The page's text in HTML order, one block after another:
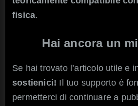
fisica.
Hai ancora un
Se hai trovato l’articolo utile e
sostienici! Il tuo supporto è
permetterci di continuare a